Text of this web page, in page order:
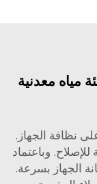
معدنية
الجهاز.
وباعتماد
بسرعة.